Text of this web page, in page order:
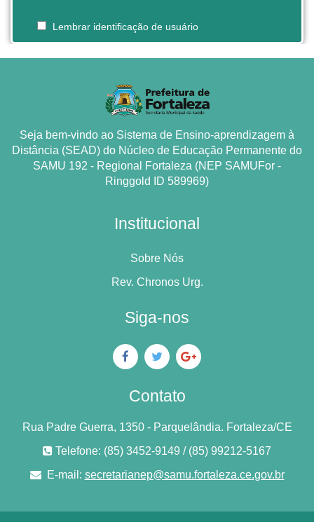
Lembrar identificação de usuário
Seja bem-vindo ao Sistema de Ensino-aprendizagem à
Distância (SEAD) do Núcleo de Educação Permanente do
SAMU 192 - Regional Fortaleza (NEP SAMUFor -
Ringgold ID 589969)
Institucional
Sobre Nós
Rev. Chronos Urg.
Siga-nos
Contato
Rua Padre Guerra, 1350 - Parquelândia. Fortaleza/CE
Telefone: (85) 3452-9149 / (85) 99212-5167
E-mail: secretarianep@samu.fortaleza.ce.gov.br